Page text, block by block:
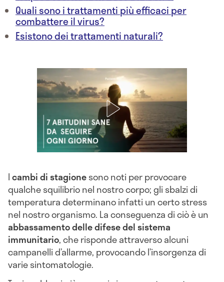
Quali sono i trattamenti più efficaci per
combattere il virus?
Esistono dei trattamenti naturali?
Icambi di stagionesono noti per provocare
qualche squilibrio nel nostro corpo; gli sbalzi di
temperatura determinano infatti un certo stress
nel nostro organismo. La conseguenza di ciò è un
abbassamento delle difese del sistema
immunitario, che risponde attraverso alcuni
campanelli d’allarme, provocando l’insorgenza di
varie sintomatologie.